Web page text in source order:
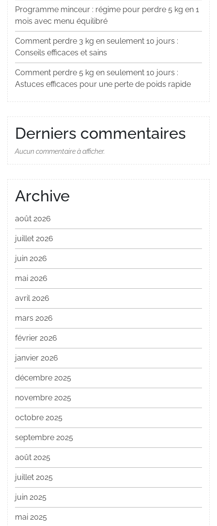
Programme minceur : régime pour perdre 5 kg en 1
mois avec menu équilibré
Comment perdre 3 kg en seulement 10 jours :
Conseils efficaces et sains
Comment perdre 5 kg en seulement 10 jours :
Astuces efficaces pour une perte de poids rapide
Derniers commentaires
Aucun commentaire à afficher.
Archive
août 2026
juillet 2026
juin 2026
mai 2026
avril 2026
mars 2026
février 2026
janvier 2026
décembre 2025
novembre 2025
octobre 2025
septembre 2025
août 2025
juillet 2025
juin 2025
mai 2025